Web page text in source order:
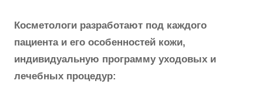
Косметологи разработают под каждого
пациента и его особенностей кожи,
индивидуальную программу уходовых и
лечебных процедур: